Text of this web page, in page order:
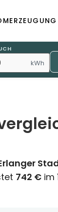
kWh
742 € im